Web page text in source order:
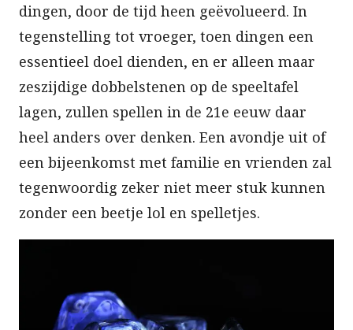
dingen, door de tijd heen geëvolueerd. In
tegenstelling tot vroeger, toen dingen een
essentieel doel dienden, en er alleen maar
zeszijdige dobbelstenen op de speeltafel
lagen, zullen spellen in de 21e eeuw daar
heel anders over denken. Een avondje uit of
een bijeenkomst met familie en vrienden zal
tegenwoordig zeker niet meer stuk kunnen
zonder een beetje lol en spelletjes.